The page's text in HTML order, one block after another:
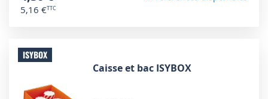
5,16 €
ISYBOX
Caisse et bac ISYBOX